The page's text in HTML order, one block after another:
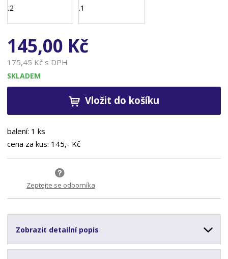
145,00 Kč
175,45 Kč s DPH
SKLADEM
Vložit do košíku
balení: 1 ks
cena za kus: 145,- Kč
Zeptejte se odborníka
Zobrazit detailní popis